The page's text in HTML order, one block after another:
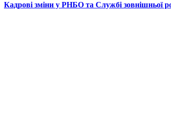
Кадрові зміни у РНБО та Службі зовнішньої